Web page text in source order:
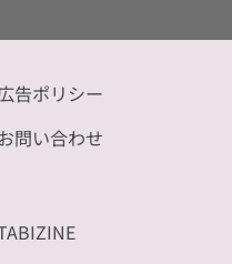
告ポリシー
問い合わせ